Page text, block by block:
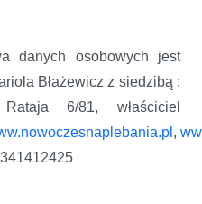
danych osobowych jest
Błażewicz z siedzibą :
6/81, właściciel
,